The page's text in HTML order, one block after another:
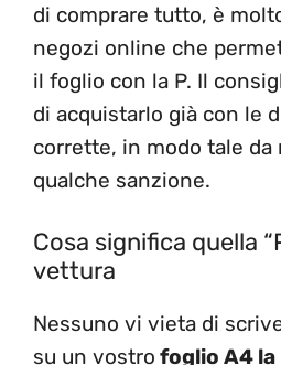
di comprare tutto, è
negozi online che
il foglio con la P. Il
di acquistarlo già con le
corrette, in modo tale da
qualche sanzione.
Cosa significa quella
vettura
Nessuno vi vieta di
su un vostro foglio A4